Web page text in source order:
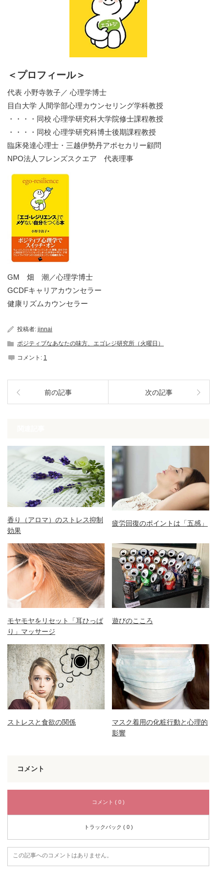
＜プロフィール＞
代表 小野寺敦子／ 心理学博士
目白大学 人間学部心理カウンセリング学科教授
・・・・同校 心理学研究科大学院修士課程教授
・・・・同校 心理学研究科博士後期課程教授
臨床発達心理士・三越伊勢丹アポセカリー顧問
NPO法人フレンズスクエア 代表理事
GM 畑 潮／心理学博士
GCDFキャリアカウンセラー
健康リズムカウンセラー
投稿者: jinnai
ポジティブなあなたの味方、エゴレジ研究所（火曜日）
コメント: 1
前の記事 次の記事
香り（アロマ）のストレス抑制
効果
疲労回復のポイントは「五感」
モヤモヤをリセット「耳ひっぱ
り」マッサージ
遊びのこころ
ストレスと食欲の関係
マスク着用の化粧行動と心理的
影響
コメント
コメント ( 0 )
トラックバック ( 0 )
この記事へのコメントはありません。